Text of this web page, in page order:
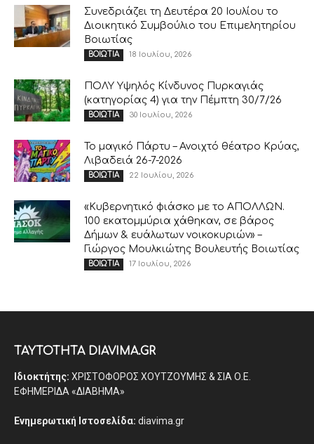
Συνεδριάζει τη Δευτέρα 20 Ιουλίου το
Διοικητικό Συμβούλιο του Επιμελητηρίου
Βοιωτίας
ΒΟΙΩΤΙΑ 18 Ιουλίου, 2026
ΠΟΛΥ Υψηλός Κίνδυνος Πυρκαγιάς
(κατηγορίας 4) για την Πέμπτη 30/7/26
ΒΟΙΩΤΙΑ 30 Ιουλίου, 2026
Το μαγικό Πάρτυ – Ανοιχτό θέατρο Κρύας,
Λιβαδειά 26-7-2026
ΒΟΙΩΤΙΑ 22 Ιουλίου, 2026
«Κυβερνητικό φιάσκο με το ΑΠΟΛΛΩΝ.
100 εκατομμύρια χάθηκαν, σε βάρος
Δήμων & ευάλωτων νοικοκυριών» –
Γιώργος Μουλκιώτης Βουλευτής Βοιωτίας
ΒΟΙΩΤΙΑ 17 Ιουλίου, 2026
ΤΑΥΤΟΤΗΤΑ DIAVIMA.GR
Ιδιοκτήτης: ΧΡΙΣΤΟΦΟΡΟΣ ΧΟΥΤΖΟΥΜΗΣ & ΣΙΑ Ο.Ε.
ΕΦΗΜΕΡΙΔΑ «ΔΙΑΒΗΜΑ»
Ενημερωτική Ιστοσελίδα: diavima.gr